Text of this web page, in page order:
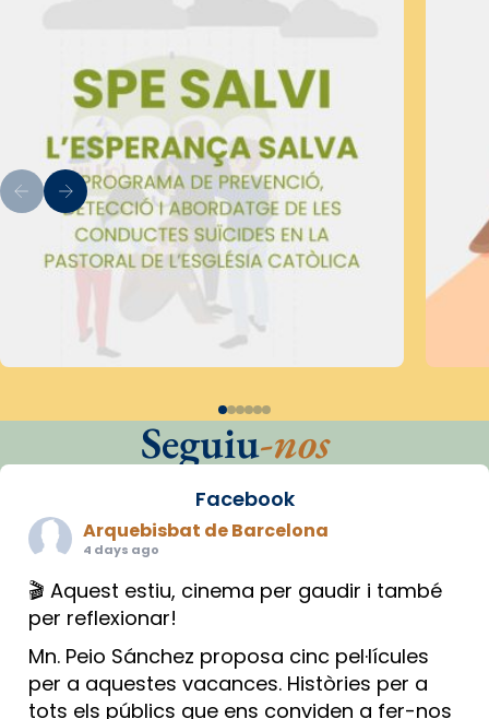
Seguiu-nos
Facebook
Arquebisbat de Barcelona
4 days ago
🎬 Aquest estiu, cinema per gaudir i també
per reflexionar!
Mn. Peio Sánchez proposa cinc pel·lícules
per a aquestes vacances. Històries per a
tots els públics que ens conviden a fer-nos